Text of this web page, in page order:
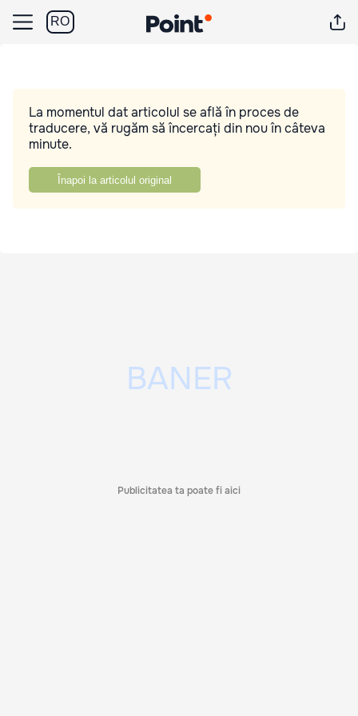
RO
La momentul dat articolul se află în proces de
traducere, vă rugăm să încercați din nou în câteva
minute.
Înapoi la articolul original
Publicitatea ta poate fi aici